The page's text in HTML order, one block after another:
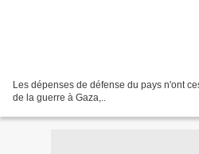
Les dépenses de défense du pays n'ont
de la guerre à Gaza,..